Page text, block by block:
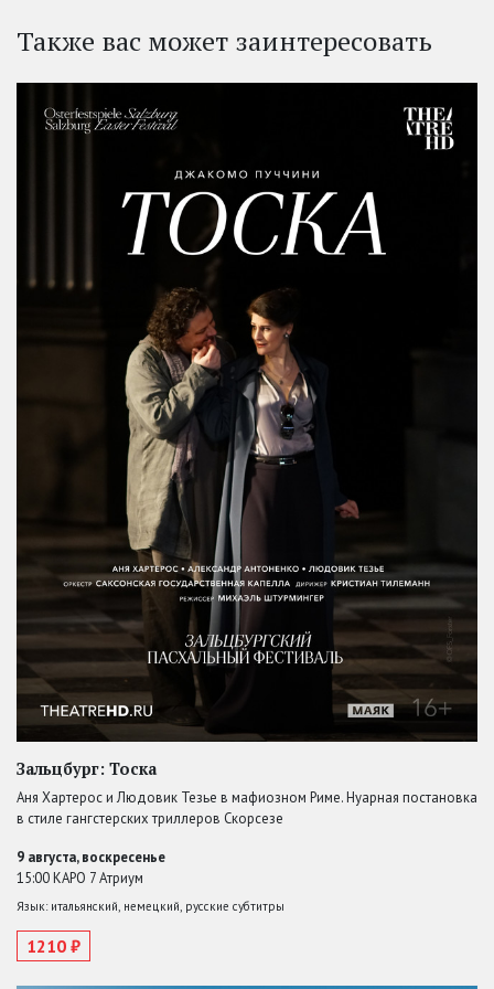
Также вас может заинтересовать
Зальцбург: Тоска
Аня Хартерос и Людовик Тезье в мафиозном Риме. Нуарная постановка
в стиле гангстерских триллеров Скорсезе
9 августа, воскресенье
15:00 КАРО 7 Атриум
Язык: итальянский, немецкий, русские субтитры
1210 ₽